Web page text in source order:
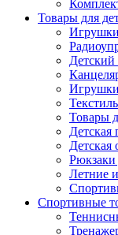
Товары для
Игрушки
Детский
Игрушки
Товары
Детская
Детская
Рюкзаки
Летние
Спортивные